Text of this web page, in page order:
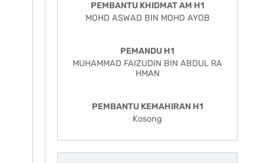
PEMBANTU KHIDMAT AM H1
MOHD ASWAD BIN MOHD AYOB
PEMANDU H1
MUHAMMAD FAIZUDIN BIN ABDUL RA
HMAN
PEMBANTU KEMAHIRAN H1
Kosong